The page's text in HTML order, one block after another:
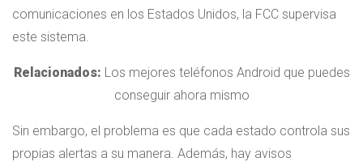
comunicaciones en los Estados Unidos, la FCC supervisa
este sistema.
Relacionados: Los mejores teléfonos Android que puedes
conseguir ahora mismo
Sin embargo, el problema es que cada estado controla sus
propias alertas a su manera. Además, hay avisos